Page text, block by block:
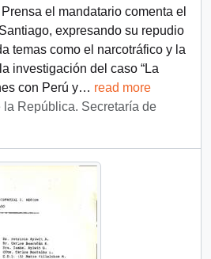
el mandatario comenta el
expresando su repudio
temas como el narcotráfico y la
investigación del caso “La
con Perú y… read more
República. Secretaría de